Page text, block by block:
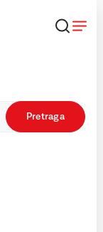
Pretraga